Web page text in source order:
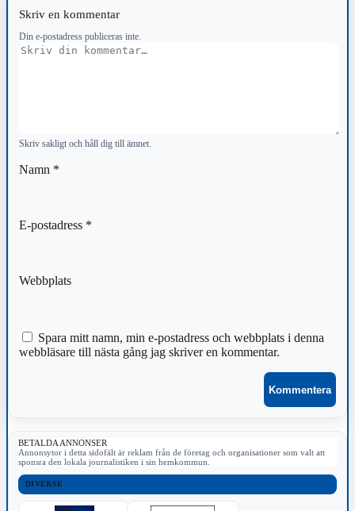
Skriv en kommentar
Din e-postadress publiceras inte.
Kommentar
Skriv sakligt och håll dig till ämnet.
Namn *
E-postadress *
Webbplats
Spara mitt namn, min e-postadress och webbplats i denna
webbläsare till nästa gång jag skriver en kommentar.
BETALDA ANNONSER
Annonsytor i detta sidofält är reklam från de företag och organisationer som valt att
sponsra den lokala journalistiken i sin hemkommun.
DIVERSE